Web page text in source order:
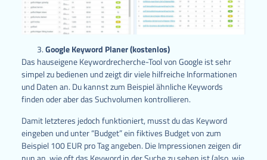
Google Keyword Planer (kostenlos)
Das hauseigene Keywordrecherche-Tool von Google ist sehr
simpel zu bedienen und zeigt dir viele hilfreiche Informationen
und Daten an. Du kannst zum Beispiel ähnliche Keywords
finden oder aber das Suchvolumen kontrollieren.
Damit letzteres jedoch funktioniert, musst du das Keyword
eingeben und unter “Budget” ein fiktives Budget von zum
Beispiel 100 EUR pro Tag angeben. Die Impressionen zeigen dir